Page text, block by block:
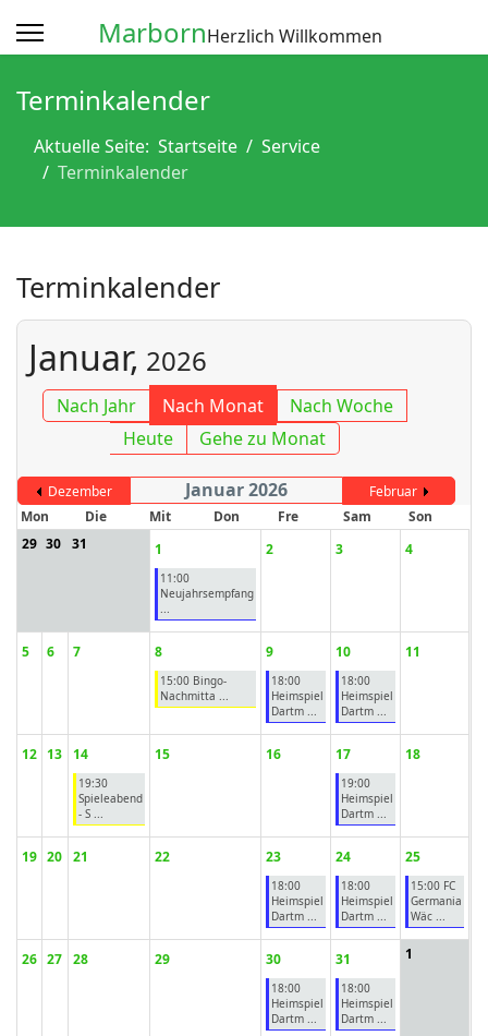
MarbornHerzlich Willkommen
Terminkalender
Aktuelle Seite: Startseite
Service
Terminkalender
Terminkalender
Januar, 2026
Nach Jahr Nach Monat
Nach Woche
Heute
Gehe zu Monat
Dezember Januar 2026
Februar
Mon
Die Mit Don Fre Sam
Son
29 30 31 1
11:00
Neujahrsempfang
...
2 3 4
5 6 7 8
15:00 Bingo-
Nachmitta ...
9
18:00
Heimspiel
Dartm ...
10
18:00
Heimspiel
Dartm ...
11
12 13 14
19:30
Spieleabend
- S ...
15 16 17
19:00
Heimspiel
Dartm ...
18
19 20 21 22 23
18:00
Heimspiel
Dartm ...
24
18:00
Heimspiel
Dartm ...
25
15:00 FC
Germania
Wäc ...
26 27 28 29 30
18:00
Heimspiel
Dartm ...
31
18:00
Heimspiel
Dartm ...
1